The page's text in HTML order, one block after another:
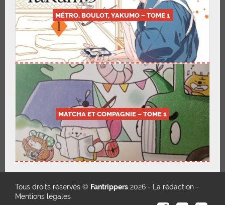
MÉTRO, BOULOT, YAKUMO – TOME 1
MATCHA ET COMPAGNIE – TOME 1
Tous droits réservés © Fantrippers 2026 - La rédaction -
Mentions légales